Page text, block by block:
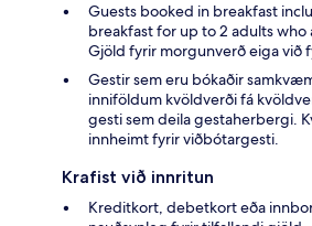
Guests booked in breakfast
breakfast for up to 2 adults who
Gjöld fyrir morgunverð eiga við
Gestir sem eru bókaðir
inniföldum kvöldverði fá
gesti sem deila gestaherbergi.
innheimt fyrir viðbótargesti.
Krafist við innritun
Kreditkort, debetkort eða